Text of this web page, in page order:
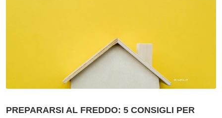
PREPARARSI AL FREDDO: 5 CONSIGLI PER